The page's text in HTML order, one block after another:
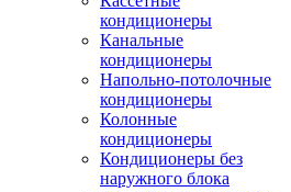
кондиционеры
Канальные
кондиционеры
Напольно-потолочные
кондиционеры
Колонные
кондиционеры
Кондиционеры без
наружного блока